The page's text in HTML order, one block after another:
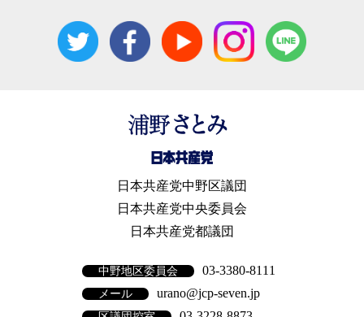
日本共産党中野区議団
日本共産党中央委員会
日本共産党都議団
中野地区委員会 03-3380-8111
メール urano@jcp-seven.jp